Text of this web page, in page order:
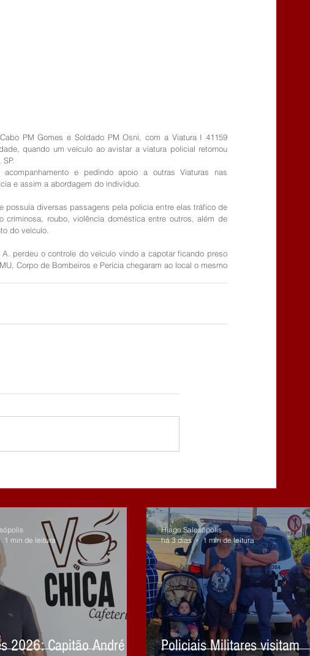
PM Gomes e Soldado PM Osni, com a Viatura I 41159
quando um veículo ao avistar a viatura policial retornou
e pedindo apoio a outras Viaturas nas
e assim a abordagem do indivíduo.
possuía diversas passagens pela policia entre elas tráfico de
criminosa, roubo, violência doméstica entre outros, além de
do veículo.
perdeu o controle do veículo vindo a capotar ficando preso
Corpo de Bombeiros e Perícia chegaram ao local o mesmo
2026: Capitão André
1 min de leitura
Policiais Militares visitam
Hiago Salesópolis
há 3 dias
1 min de leitura